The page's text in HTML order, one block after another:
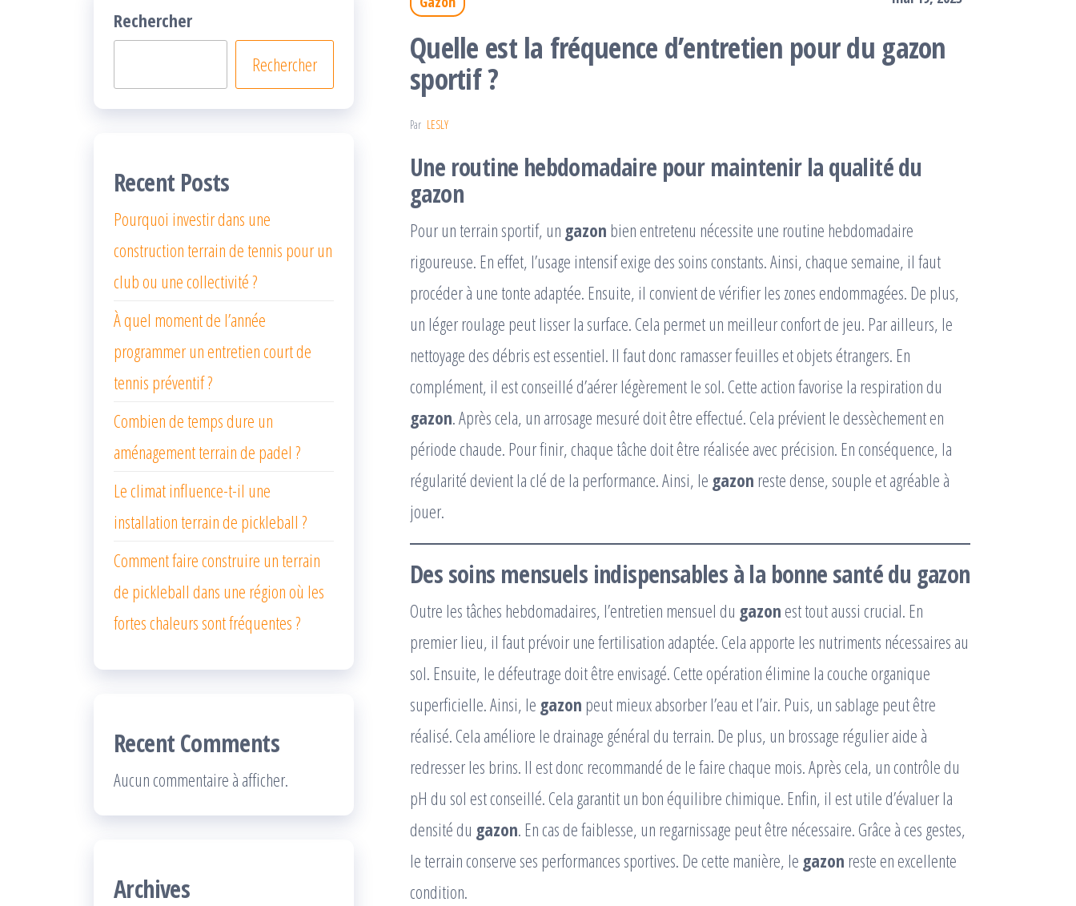
Quelle est la fréquence d’entretien pour du gazon
sportif ?
Par LESLY
Une routine hebdomadaire pour maintenir la qualité du
gazon
Pour un terrain sportif, un gazon bien entretenu nécessite une routine hebdomadaire
rigoureuse. En effet, l’usage intensif exige des soins constants. Ainsi, chaque semaine, il faut
procéder à une tonte adaptée. Ensuite, il convient de vérifier les zones endommagées. De plus,
un léger roulage peut lisser la surface. Cela permet un meilleur confort de jeu. Par ailleurs, le
nettoyage des débris est essentiel. Il faut donc ramasser feuilles et objets étrangers. En
complément, il est conseillé d’aérer légèrement le sol. Cette action favorise la respiration du
gazon. Après cela, un arrosage mesuré doit être effectué. Cela prévient le dessèchement en
période chaude. Pour finir, chaque tâche doit être réalisée avec précision. En conséquence, la
régularité devient la clé de la performance. Ainsi, le gazon reste dense, souple et agréable à
jouer.
Des soins mensuels indispensables à la bonne santé du gazon
Outre les tâches hebdomadaires, l’entretien mensuel du gazon est tout aussi crucial. En
premier lieu, il faut prévoir une fertilisation adaptée. Cela apporte les nutriments nécessaires au
sol. Ensuite, le défeutrage doit être envisagé. Cette opération élimine la couche organique
superficielle. Ainsi, le gazon peut mieux absorber l’eau et l’air. Puis, un sablage peut être
réalisé. Cela améliore le drainage général du terrain. De plus, un brossage régulier aide à
redresser les brins. Il est donc recommandé de le faire chaque mois. Après cela, un contrôle du
pH du sol est conseillé. Cela garantit un bon équilibre chimique. Enfin, il est utile d’évaluer la
densité du gazon. En cas de faiblesse, un regarnissage peut être nécessaire. Grâce à ces gestes,
le terrain conserve ses performances sportives. De cette manière, le gazon reste en excellente
condition.
Rechercher
Rechercher
Recent Posts
Pourquoi investir dans une
construction terrain de tennis pour un
club ou une collectivité ?
À quel moment de l’année
programmer un entretien court de
tennis préventif ?
Combien de temps dure un
aménagement terrain de padel ?
Le climat influence-t-il une
installation terrain de pickleball ?
Comment faire construire un terrain
de pickleball dans une région où les
fortes chaleurs sont fréquentes ?
Recent Comments
Aucun commentaire à afficher.
Archives